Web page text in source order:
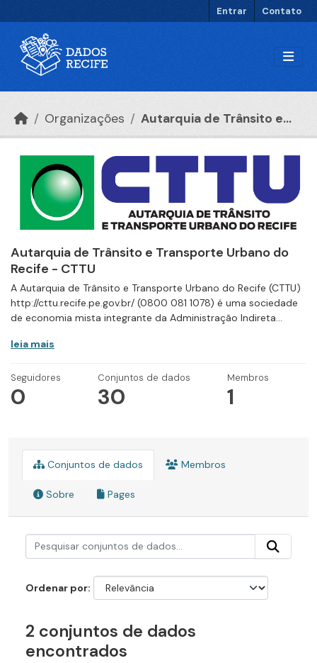
Entrar Contato
Organizações Autarquia de Trânsito e...
Autarquia de Trânsito e Transporte Urbano do
Recife - CTTU
A Autarquia de Trânsito e Transporte Urbano do Recife (CTTU)
http://cttu.recife.pe.gov.br/ (0800 081 1078) é uma sociedade
de economia mista integrante da Administração Indireta...
leia mais
Seguidores
0
Conjuntos de dados
30
Membros
1
Conjuntos de dados Membros
Sobre Pages
Ordenar por
2 conjuntos de dados
encontrados